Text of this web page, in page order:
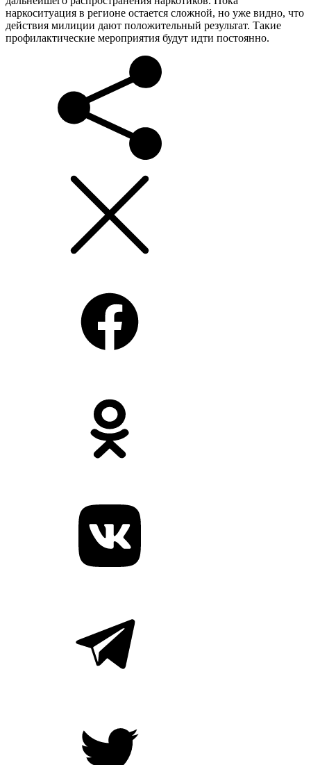
наркоситуация в регионе остается сложной, но уже видно, что
действия милиции дают положительный результат. Такие
профилактические мероприятия будут идти постоянно.